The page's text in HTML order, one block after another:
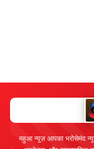
महुआ न्यूज़ आपका भरोसेमंद